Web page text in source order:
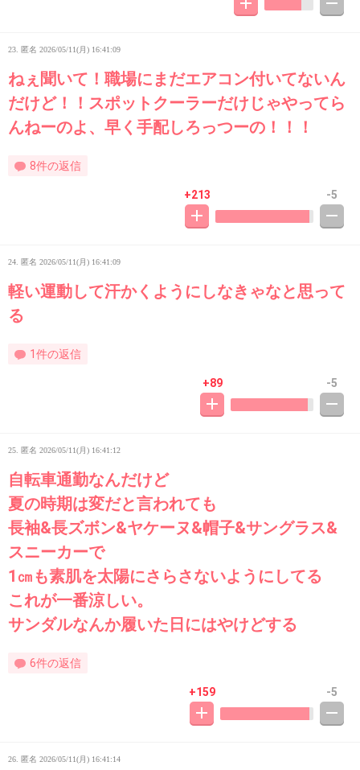
23. 匿名 2026/05/11(月) 16:41:09
ねぇ聞いて！職場にまだエアコン付いてないん
だけど！！スポットクーラーだけじゃやってら
んねーのよ、早く手配しろっつーの！！！
8件の返信
+213 -5
24. 匿名 2026/05/11(月) 16:41:09
軽い運動して汗かくようにしなきゃなと思って
る
1件の返信
+89 -5
25. 匿名 2026/05/11(月) 16:41:12
自転車通勤なんだけど
夏の時期は変だと言われても
長袖&長ズボン&ヤケーヌ&帽子&サングラス&
スニーカーで
1㎝も素肌を太陽にさらさないようにしてる
これが一番涼しい。
サンダルなんか履いた日にはやけどする
6件の返信
+159 -5
26. 匿名 2026/05/11(月) 16:41:14